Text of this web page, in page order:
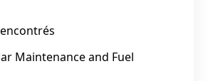
Maintenance and Fuel